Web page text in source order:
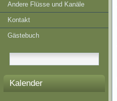
Andere Flüsse und Kanäle
Kontakt
Gästebuch
Kalender